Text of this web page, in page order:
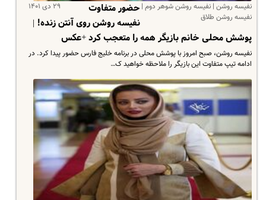
نفیسه روشن | نفیسه روشن شوهر دوم |
نفیسه روشن طلاق
۲۹ دی ۱۴۰۱
حضور متفاوت
نفیسه روشن روی آنتن زنده! |
پوشش محلی خانم بازیگر همه را متعجب کرد +عکس
نفیسه روشن، صبح امروز با پوشش محلی در برنامه خلیج فارس حضور پیدا کرد. در
ادامه تیپ متفاوت این بازیگر را ملاحظه خواهید ک…